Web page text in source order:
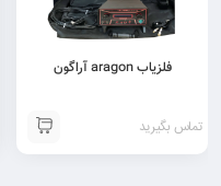
فلزیاب aragon آراگون
تماس بگیرید